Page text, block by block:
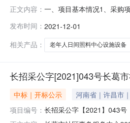
正文内容： 一、项目基本情况1、采购
采购网》全国公共资源交
发布时间： 2021-12-01
相关产品：
老年人日间照料中心设施设备
长招采公字[2021]043号长葛
中标｜开标公示
河南省｜许昌市
项目编号： 长招采公字【2021】043号